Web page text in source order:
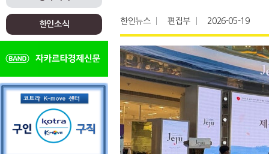
한인소식 한인뉴스 편집부 2026-05-19